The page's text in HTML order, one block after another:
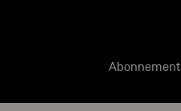
Abonnement